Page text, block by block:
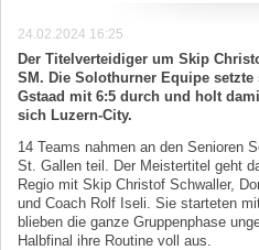
24.02.2024 16:25
Der Titelverteidiger um Skip
SM. Die Solothurner Equipe
Gstaad mit 6:5 durch und holt
sich Luzern-City.
14 Teams nahmen an den Senioren
St. Gallen teil. Der Meistertitel geht
Regio mit Skip Christof Schwaller,
und Coach Rolf Iseli. Sie starteten
blieben die ganze Gruppenphase
Halbfinal ihre Routine voll aus.